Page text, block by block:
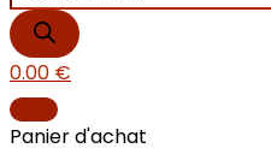
0.00 €
Panier d'achat